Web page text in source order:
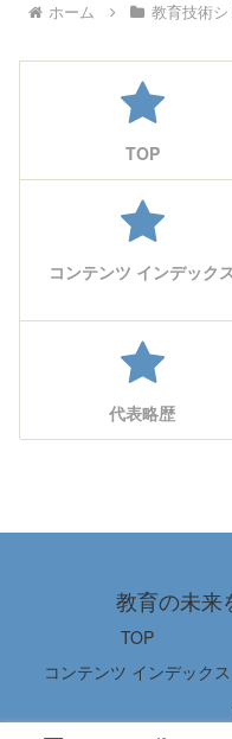
ホーム 教育技術
TOP
コンテンツ インデック
代表略歴
教育の未来
TOP
コンテンツ インデックス